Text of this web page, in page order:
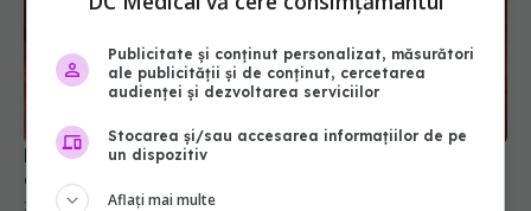
Roșiile și cartofii pot inhiba creșterea celulelor
canceroase
26 mai 2025, 16:48
Publicitate și conținut personalizat, măsurători
ale publicității și de conținut, cercetarea
audienței și dezvoltarea serviciilor
Stocarea și/sau accesarea informațiilor de pe
un dispozitiv
Aflați mai multe